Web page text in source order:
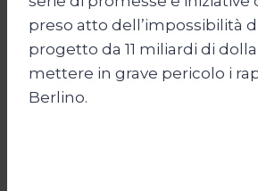
preso atto dell’impossibilità
progetto da 11 miliardi di
mettere in grave pericolo i
Berlino.